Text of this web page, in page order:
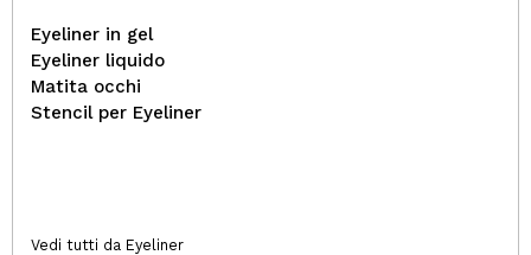
Eyeliner in gel
Eyeliner liquido
Matita occhi
Stencil per Eyeliner
Vedi tutti da Eyeliner